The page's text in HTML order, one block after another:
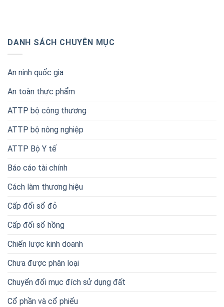
DANH SÁCH CHUYÊN MỤC
An ninh quốc gia
An toàn thực phẩm
ATTP bộ công thương
ATTP bộ nông nghiệp
ATTP Bộ Y tế
Báo cáo tài chính
Cách làm thương hiệu
Cấp đổi sổ đỏ
Cấp đổi sổ hồng
Chiến lược kinh doanh
Chưa được phân loại
Chuyển đổi mục đích sử dụng đất
Cổ phần và cổ phiếu